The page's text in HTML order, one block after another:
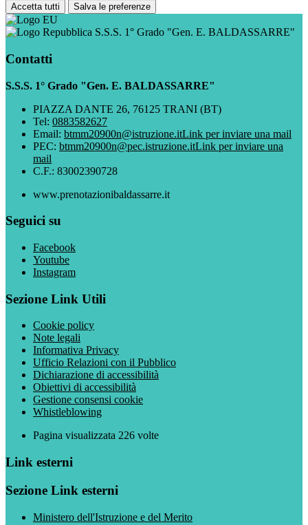
Accetta tutti Salva le preferenze
S.S.S. 1° Grado "Gen. E. BALDASSARRE"
Contatti
S.S.S. 1° Grado "Gen. E. BALDASSARRE"
PIAZZA DANTE 26, 76125 TRANI (BT)
Tel: 0883582627
Email: btmm20900n@istruzione.itLink per inviare una mail
PEC: btmm20900n@pec.istruzione.itLink per inviare una
mail
C.F.: 83002390728
www.prenotazionibaldassarre.it
Seguici su
Facebook
Youtube
Instagram
Sezione Link Utili
Cookie policy
Note legali
Informativa Privacy
Ufficio Relazioni con il Pubblico
Dichiarazione di accessibilità
Obiettivi di accessibilità
Gestione consensi cookie
Whistleblowing
Pagina visualizzata 226 volte
Link esterni
Sezione Link esterni
Ministero dell'Istruzione e del Merito